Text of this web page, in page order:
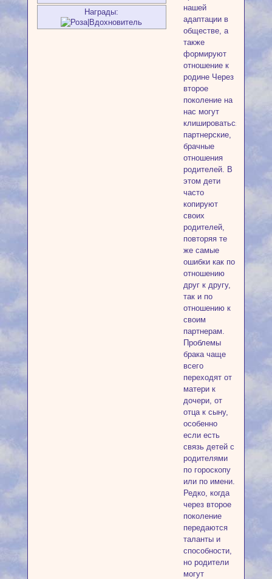
Награды:
нашей
адаптации в
обществе, а
также
формируют
отношение к
родине Через
второе
поколение на
нас могут
клишироваться
партнерские,
брачные
отношения
родителей. В
этом дети
часто
копируют
своих
родителей,
повторяя те
же самые
ошибки как по
отношению
друг к другу,
так и по
отношению к
своим
партнерам.
Проблемы
брака чаще
всего
переходят от
матери к
дочери, от
отца к сыну,
особенно
если есть
связь детей с
родителями
по гороскопу
или по имени.
Редко, когда
через второе
поколение
передаются
таланты и
способности,
но родители
могут